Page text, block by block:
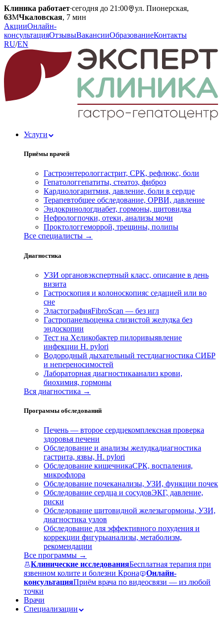
Клиника работает·сегодня до 21:00
ул. Пионерская,
63МЧкаловская, 7 мин
АкцииОнлайн-
консультацияОтзывыВакансииОбразованиеКонтакты
RU/EN
Услуги
Приёмы врачей
Гастроэнтерологгастрит, СРК, рефлюкс, боли
Гепатологгепатиты, стеатоз, фиброз
Кардиологаритмия, давление, боли в сердце
Терапевтобщее обследование, ОРВИ, давление
Эндокринологдиабет, гормоны, щитовидка
Нефрологпочки, отеки, анализы мочи
Проктологгеморрой, трещины, полипы
Все специалисты →
Диагностика
УЗИ органовэкспертный класс, описание в день
визита
Гастроскопия и колоноскопияс седацией или во
сне
ЭластографияFibroScan — без игл
Гастропанельоценка слизистой желудка без
эндоскопии
Тест на Хеликобактер пилоривыявление
инфекции H. pylori
Водородный дыхательный тестдиагностика СИБР
и непереносимостей
Лабораторная диагностикаанализ крови,
биохимия, гормоны
Вся диагностика →
Программы обследований
Печень — второе сердцекомплексная проверка
здоровья печени
Обследование и анализы желудкадиагностика
гастрита, язвы, H. pylori
Обследование кишечникаСРК, воспаления,
микрофлора
Обследование почеканализы, УЗИ, функции почек
Обследование сердца и сосудовЭКГ, давление,
риски
Обследование щитовидной железыгормоны, УЗИ,
диагностика узлов
Обследование для эффективного похудения и
коррекции фигурыанализы, метаболизм,
рекомендации
Все программы →
Клинические исследованияБесплатная терапия при
язвенном колите и болезни Крона
Онлайн-
консультацияПриём врача по видеосвязи — из любой
точки
Врачи
Специализации